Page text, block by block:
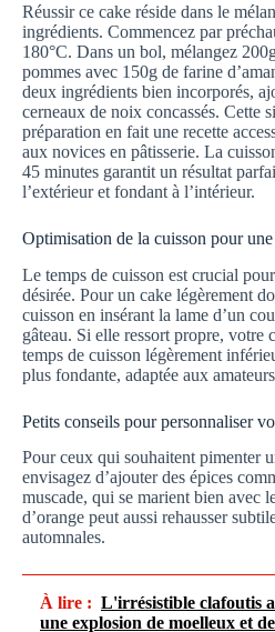
Réussir ce cake réside dans le
ingrédients. Commencez par
180°C. Dans un bol, mélangez
pommes avec 150g de farine
deux ingrédients bien incorporés,
cerneaux de noix concassés. Cette
préparation en fait une recette
aux novices en pâtisserie. La
45 minutes garantit un résultat
l’extérieur et fondant à l’intérieur.
Optimisation de la cuisson pour
Le temps de cuisson est crucial
désirée. Pour un cake légèrement
cuisson en insérant la lame d’un
gâteau. Si elle ressort propre, votre
temps de cuisson légèrement
plus fondante, adaptée aux
Petits conseils pour personnaliser
Pour ceux qui souhaitent pimenter
envisagez d’ajouter des épices
muscade, qui se marient bien avec
d’orange peut aussi rehausser
automnales.
À lire : L'irrésistible clafoutis
une explosion de moelleux et